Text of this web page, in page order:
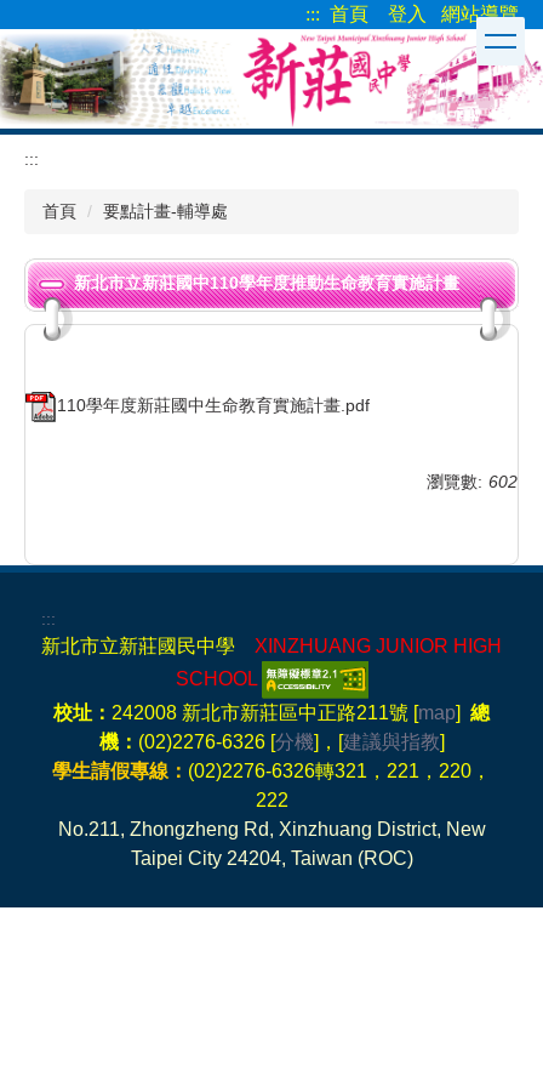
到
主
要
內
區
::: 首頁 登入 網站導覽
:::
首頁 要點計畫-輔導處
新北市立新莊國中110學年度推動生命教育實施計畫
110學年度新莊國中生命教育實施計畫.pdf
瀏覽數: 602
:::
新北市立新莊國民中學
XINZHUANG JUNIOR HIGH
SCHOOL
校址： 242008 新北市新莊區中正路211號 [map] 總
機： (02)2276-6326 [分機]，[建議與指教]
學生請假專線： (02)2276-6326轉321，221，220，
222
No.211, Zhongzheng Rd, Xinzhuang District, New
Taipei City 24204, Taiwan (ROC)